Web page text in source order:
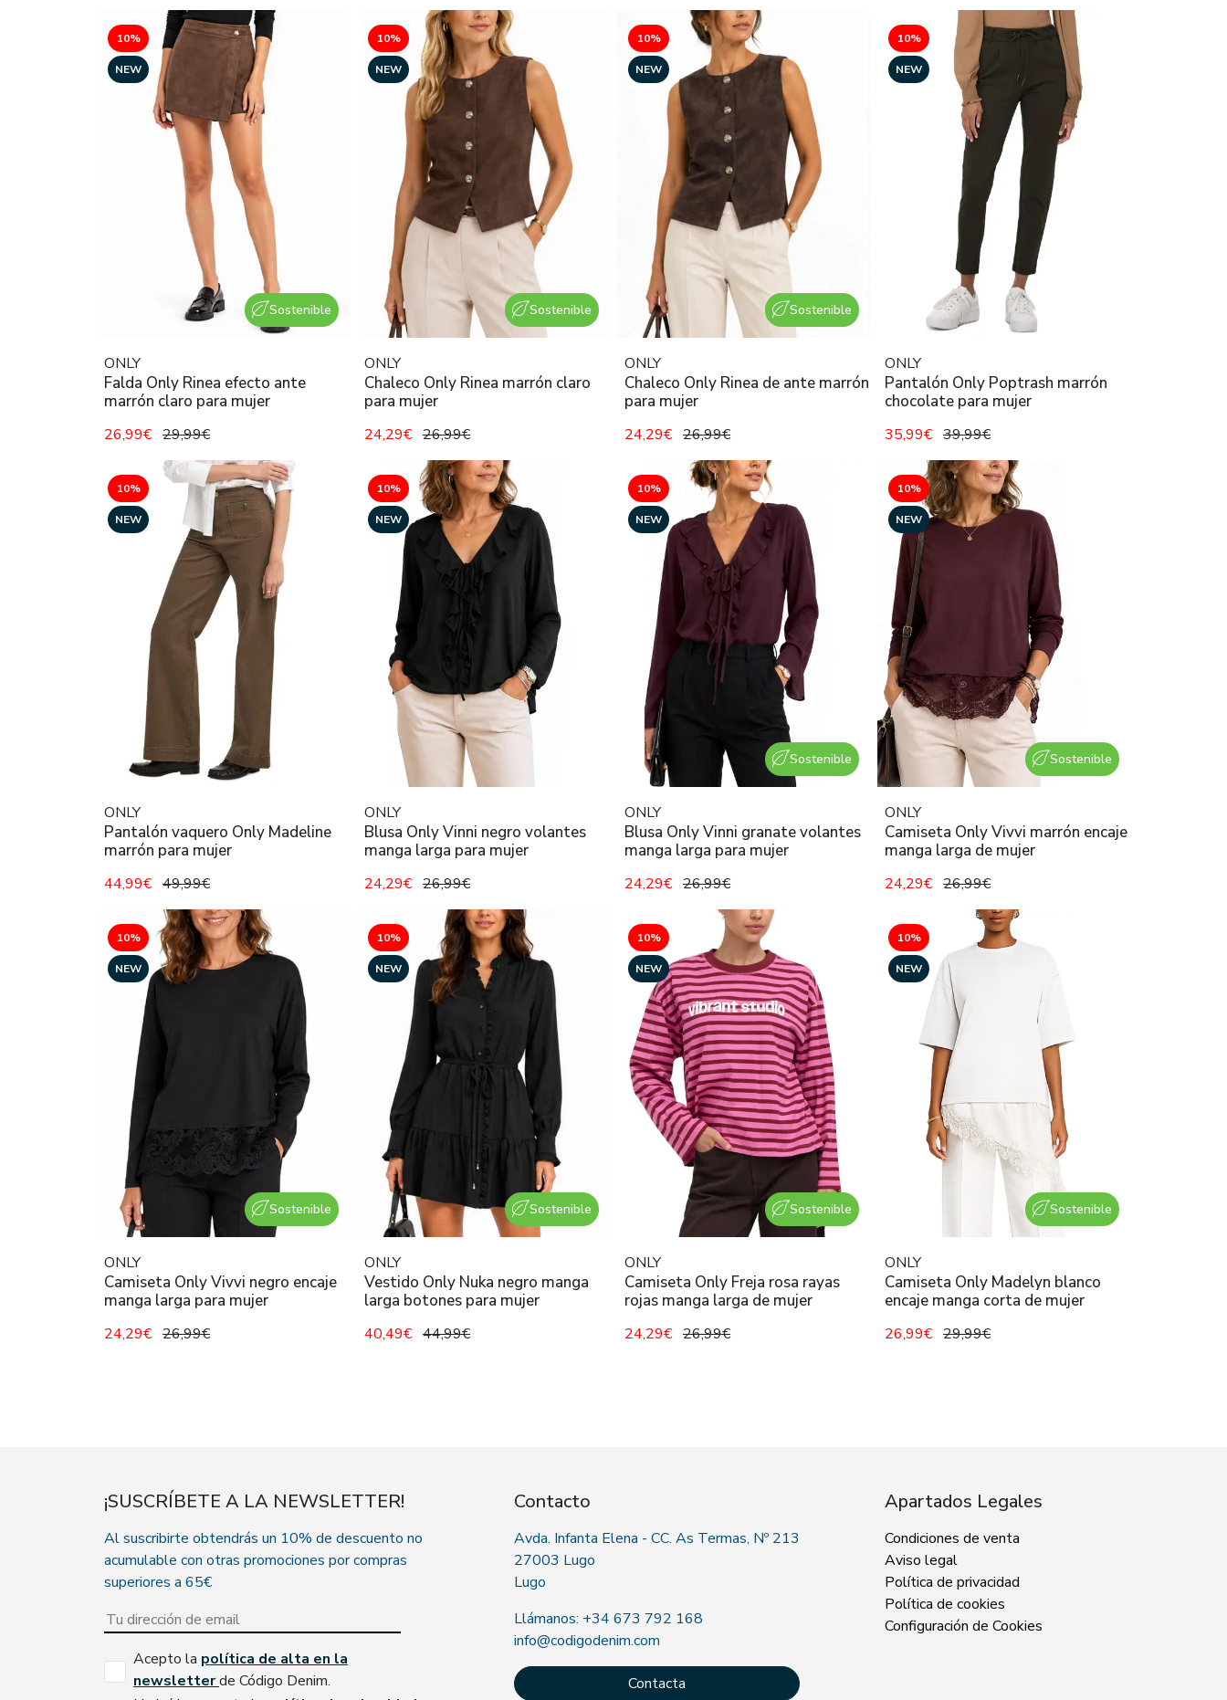
Sostenible
10%
NEW
ONLY
Falda Only Rinea efecto ante
marrón claro para mujer
26,99€ 29,99€
Sostenible
10%
NEW
ONLY
Chaleco Only Rinea marrón claro
para mujer
24,29€ 26,99€
Sostenible
10%
NEW
ONLY
Chaleco Only Rinea de ante marrón
para mujer
24,29€ 26,99€
10%
NEW
ONLY
Pantalón Only Poptrash marrón
chocolate para mujer
35,99€ 39,99€
10%
NEW
ONLY
Pantalón vaquero Only Madeline
marrón para mujer
44,99€ 49,99€
10%
NEW
ONLY
Blusa Only Vinni negro volantes
manga larga para mujer
24,29€ 26,99€
Sostenible
10%
NEW
ONLY
Blusa Only Vinni granate volantes
manga larga para mujer
24,29€ 26,99€
Sostenible
10%
NEW
ONLY
Camiseta Only Vivvi marrón encaje
manga larga de mujer
24,29€ 26,99€
Sostenible
10%
NEW
ONLY
Camiseta Only Vivvi negro encaje
manga larga para mujer
24,29€ 26,99€
Sostenible
10%
NEW
ONLY
Vestido Only Nuka negro manga
larga botones para mujer
40,49€ 44,99€
Sostenible
10%
NEW
ONLY
Camiseta Only Freja rosa rayas
rojas manga larga de mujer
24,29€ 26,99€
Sostenible
10%
NEW
ONLY
Camiseta Only Madelyn blanco
encaje manga corta de mujer
26,99€ 29,99€
¡SUSCRÍBETE A LA NEWSLETTER!
Al suscribirte obtendrás un 10% de descuento no
acumulable con otras promociones por compras
superiores a 65€
Acepto la política de alta en la
newsletterde Código Denim.
Contacto
Avda. Infanta Elena - CC. As Termas, Nº 213
27003 Lugo
Lugo
Llámanos: +34 673 792 168
info@codigodenim.com
Contacta
Apartados Legales
Condiciones de venta
Aviso legal
Política de privacidad
Política de cookies
Configuración de Cookies